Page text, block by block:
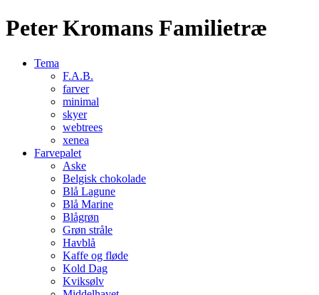
Peter Kromans Familietræ
Tema
F.A.B.
farver
minimal
skyer
webtrees
xenea
Farvepalet
Aske
Belgisk chokolade
Blå Lagune
Blå Marine
Blågrøn
Grøn stråle
Havblå
Kaffe og fløde
Kold Dag
Kviksølv